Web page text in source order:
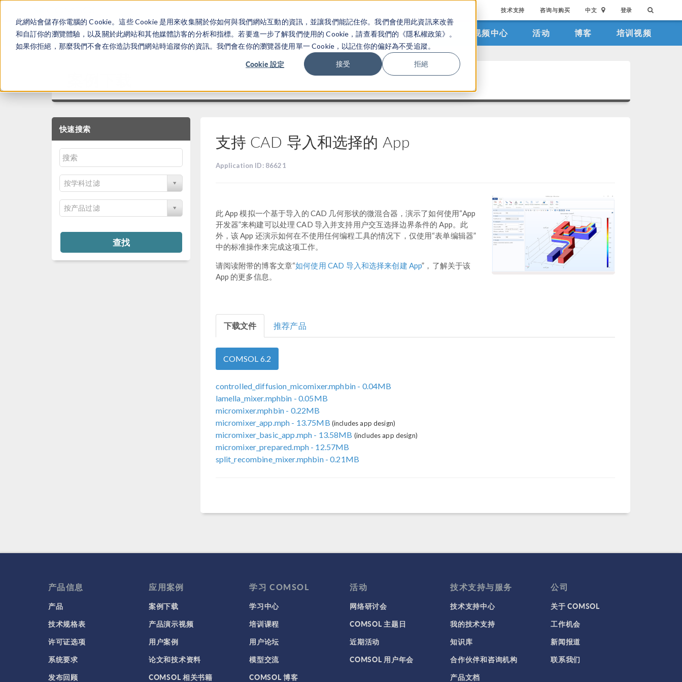
此網站會儲存你電腦的 Cookie。這些 Cookie 是用來收集關於你如何與我們網站互動的資訊，並讓我們能記住你。我們會使用此資訊來改善
和自訂你的瀏覽體驗，以及關於此網站和其他媒體訪客的分析和指標。若要進一步了解我們使用的 Cookie，請查看我們的《隱私權政策》。
如果你拒絕，那麼我們不會在你造訪我們網站時追蹤你的資訊。我們會在你的瀏覽器使用單一 Cookie，以記住你的偏好為不受追蹤。
Cookie 設定 接受 拒絕
技术支持 咨询与购买 中文 登录
产品 行业应用 视频中心 活动 博客 培训视频
快速搜索
按学科过滤
按产品过滤
查找
支持 CAD 导入和选择的 App
Application ID: 86621
此 App 模拟一个基于导入的 CAD 几何形状的微混合器，演示了如何使用“App
开发器”来构建可以处理 CAD 导入并支持用户交互选择边界条件的 App。此
外，该 App 还演示如何在不使用任何编程工具的情况下，仅使用“表单编辑器”
中的标准操作来完成这项工作。
请阅读附带的博客文章“如何使用 CAD 导入和选择来创建 App”，了解关于该
App 的更多信息。
下载文件 推荐产品
COMSOL 6.2
controlled_diffusion_micomixer.mphbin - 0.04MB
lamella_mixer.mphbin - 0.05MB
micromixer.mphbin - 0.22MB
micromixer_app.mph - 13.75MB (includes app design)
micromixer_basic_app.mph - 13.58MB (includes app design)
micromixer_prepared.mph- 12.57MB
split_recombine_mixer.mphbin- 0.21MB
产品信息
产品
技术规格表
许可证选项
系统要求
发布回顾
应用案例
案例下载
产品演示视频
用户案例
论文和技术资料
COMSOL 相关书籍
学习 COMSOL
学习中心
培训课程
用户论坛
模型交流
COMSOL 博客
活动
网络研讨会
COMSOL 主题日
近期活动
COMSOL 用户年会
技术支持与服务
技术支持中心
我的技术支持
知识库
合作伙伴和咨询机构
产品文档
公司
关于 COMSOL
工作机会
新闻报道
联系我们